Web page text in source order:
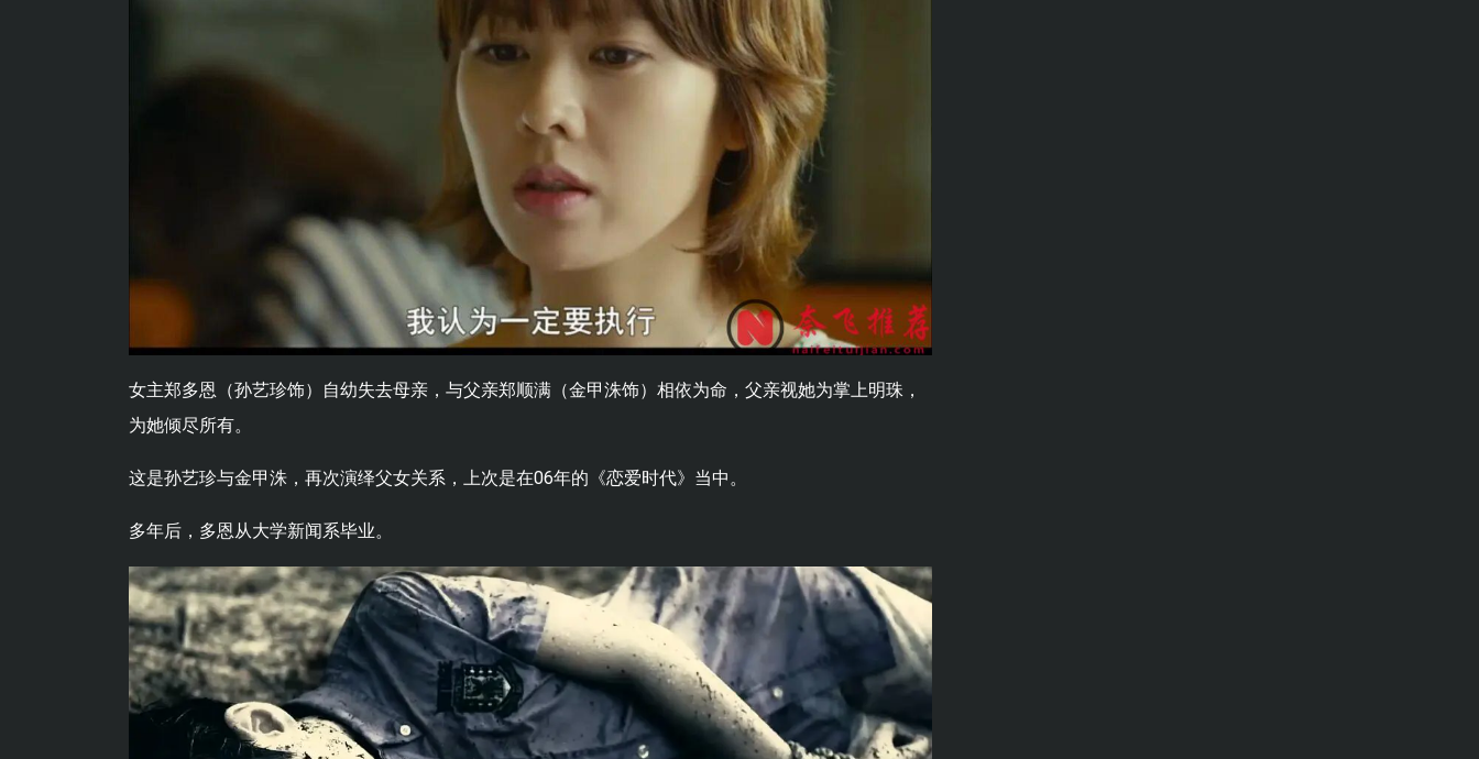
女主郑多恩（孙艺珍饰）自幼失去母亲，与父亲郑顺满（金甲洙饰）相依为命，父亲视她为掌上明珠，
为她倾尽所有。
这是孙艺珍与金甲洙，再次演绎父女关系，上次是在06年的《恋爱时代》当中。
多年后，多恩从大学新闻系毕业。